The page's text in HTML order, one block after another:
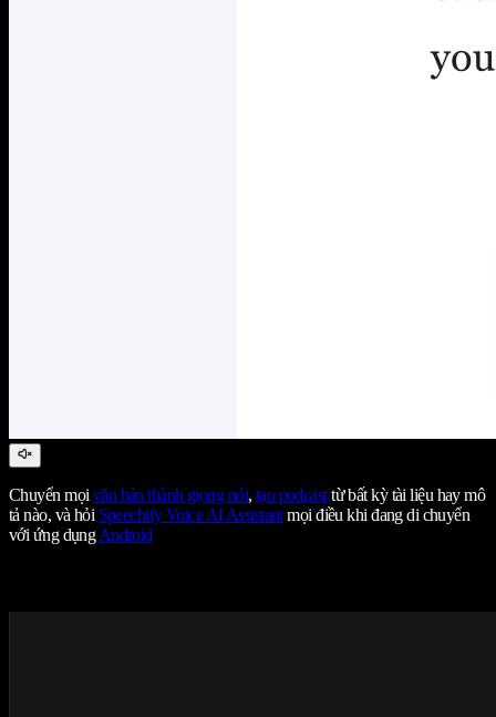
Chuyển mọivăn bản thành giọng nói, tạo podcasttừ bất kỳ tài liệu hay mô
tả nào, và hỏi Speechify Voice AI Assistantmọi điều khi đang di chuyển
với ứng dụngAndroid